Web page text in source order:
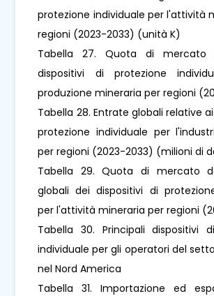
protezione individuale per l'attività
regioni (2023-2033) (unità K)
Tabella 27. Quota di mercato
dispositivi di protezione
produzione mineraria per regioni
Tabella 28. Entrate globali relative
protezione individuale per
per regioni (2023-2033) (milioni di
Tabella 29. Quota di mercato
globali dei dispositivi di
per l'attività mineraria per regioni
Tabella 30. Principali dispositivi
individuale per gli operatori del
nel Nord America
Tabella 31. Importazione ed